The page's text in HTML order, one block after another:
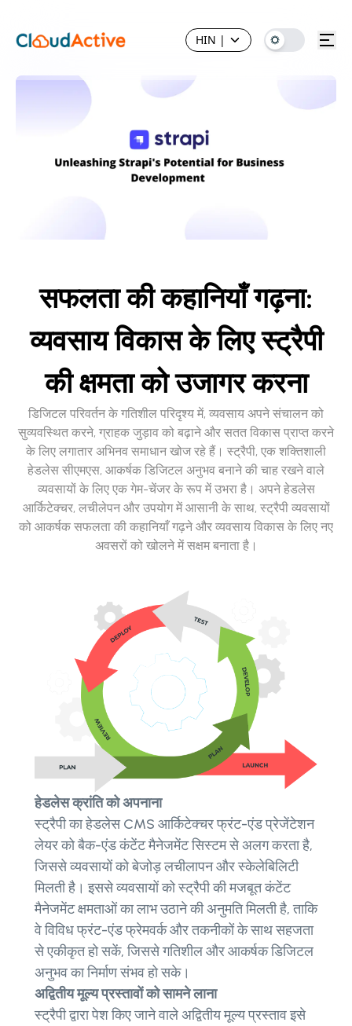
HIN |
सफलता की कहानियाँ गढ़ना:
व्यवसाय विकास के लिए स्ट्रैपी
की क्षमता को उजागर करना
डिजिटल परिवर्तन के गतिशील परिदृश्य में, व्यवसाय अपने संचालन को
सुव्यवस्थित करने, ग्राहक जुड़ाव को बढ़ाने और सतत विकास प्राप्त करने
के लिए लगातार अभिनव समाधान खोज रहे हैं। स्ट्रैपी, एक शक्तिशाली
हेडलेस सीएमएस, आकर्षक डिजिटल अनुभव बनाने की चाह रखने वाले
व्यवसायों के लिए एक गेम-चेंजर के रूप में उभरा है। अपने हेडलेस
आर्किटेक्चर, लचीलेपन और उपयोग में आसानी के साथ, स्ट्रैपी व्यवसायों
को आकर्षक सफलता की कहानियाँ गढ़ने और व्यवसाय विकास के लिए नए
अवसरों को खोलने में सक्षम बनाता है।
हेडलेस क्रांति को अपनाना
स्ट्रैपी का हेडलेस CMS आर्किटेक्चर फ्रंट-एंड प्रेजेंटेशन
लेयर को बैक-एंड कंटेंट मैनेजमेंट सिस्टम से अलग करता है,
जिससे व्यवसायों को बेजोड़ लचीलापन और स्केलेबिलिटी
मिलती है। इससे व्यवसायों को स्ट्रैपी की मजबूत कंटेंट
मैनेजमेंट क्षमताओं का लाभ उठाने की अनुमति मिलती है, ताकि
वे विविध फ्रंट-एंड फ्रेमवर्क और तकनीकों के साथ सहजता
से एकीकृत हो सकें, जिससे गतिशील और आकर्षक डिजिटल
अनुभव का निर्माण संभव हो सके।
अद्वितीय मूल्य प्रस्तावों को सामने लाना
स्ट्रैपी द्वारा पेश किए जाने वाले अद्वितीय मूल्य प्रस्ताव इसे